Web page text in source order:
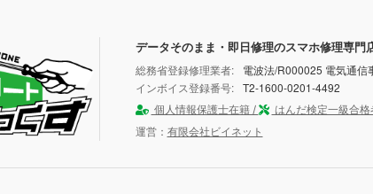
データそのまま・即日修理のスマホ修理専門
総務省登録修理業者:
電波法/R000025 電気通信
インボイス登録番号:
T2-1600-0201-4492
個人情報保護士在籍 /
はんだ検定一級合格
運営： 有限会社ビイネット